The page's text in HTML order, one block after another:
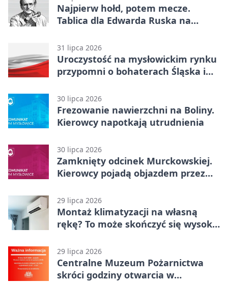
Najpierw hołd, potem mecze.
Tablica dla Edwarda Ruska na
31 lipca 2026
Uroczystość na mysłowickim rynku
przypomni o bohaterach Śląska i
30 lipca 2026
Frezowanie nawierzchni na Boliny.
Kierowcy napotkają utrudnienia
30 lipca 2026
Zamknięty odcinek Murckowskiej.
Kierowcy pojadą objazdem przez
29 lipca 2026
Montaż klimatyzacji na własną
rękę? To może skończyć się wysoką
29 lipca 2026
Centralne Muzeum Pożarnictwa
skróci godziny otwarcia w